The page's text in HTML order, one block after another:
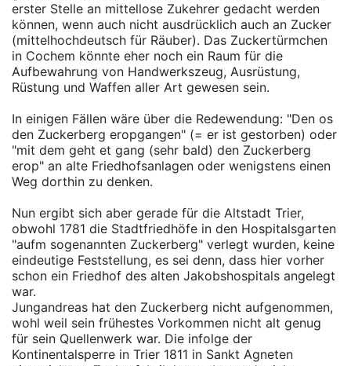
erster Stelle an mittellose Zukehrer gedacht werden
können, wenn auch nicht ausdrücklich auch an Zucker
(mittelhochdeutsch für Räuber). Das Zuckertürmchen
in Cochem könnte eher noch ein Raum für die
Aufbewahrung von Handwerkszeug, Ausrüstung,
Rüstung und Waffen aller Art gewesen sein.
In einigen Fällen wäre über die Redewendung: "Den os
den Zuckerberg eropgangen" (= er ist gestorben) oder
"mit dem geht et gang (sehr bald) den Zuckerberg
erop" an alte Friedhofsanlagen oder wenigstens einen
Weg dorthin zu denken.
Nun ergibt sich aber gerade für die Altstadt Trier,
obwohl 1781 die Stadtfriedhöfe in den Hospitalsgarten
"aufm sogenannten Zuckerberg" verlegt wurden, keine
eindeutige Feststellung, es sei denn, dass hier vorher
schon ein Friedhof des alten Jakobshospitals angelegt
war.
Jungandreas hat den Zuckerberg nicht aufgenommen,
wohl weil sein frühestes Vorkommen nicht alt genug
für sein Quellenwerk war. Die infolge der
Kontinentalsperre in Trier 1811 in Sankt Agneten